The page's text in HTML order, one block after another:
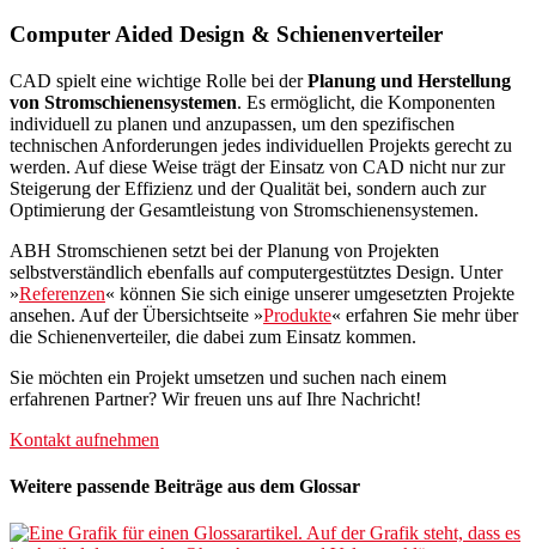
Computer Aided Design & Schienenverteiler
CAD spielt eine wichtige Rolle bei derPlanung und Herstellung
von Stromschienensystemen. Es ermöglicht, die Komponenten
individuell zu planen und anzupassen, um den spezifischen
technischen Anforderungen jedes individuellen Projekts gerecht zu
werden. Auf diese Weise trägt der Einsatz von CAD nicht nur zur
Steigerung der Effizienz und der Qualität bei, sondern auch zur
Optimierung der Gesamtleistung von Stromschienensystemen.
ABH Stromschienen setzt bei der Planung von Projekten
selbstverständlich ebenfalls auf computergestütztes Design. Unter
»Referenzen« können Sie sich einige unserer umgesetzten Projekte
ansehen. Auf der Übersichtseite »Produkte« erfahren Sie mehr über
die Schienenverteiler, die dabei zum Einsatz kommen.
Sie möchten ein Projekt umsetzen und suchen nach einem
erfahrenen Partner? Wir freuen uns auf Ihre Nachricht!
Kontakt aufnehmen
Weitere passende Beiträge aus dem Glossar